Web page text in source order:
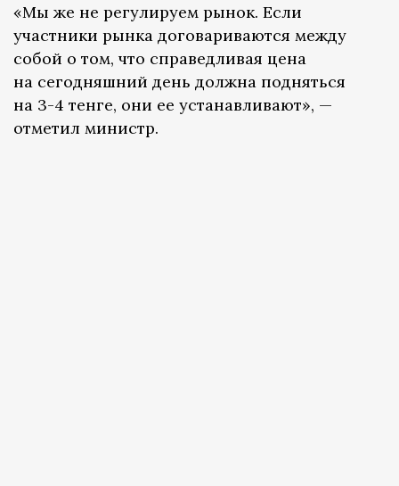
«Мы же не регулируем рынок. Если
участники рынка договариваются между
собой о том, что справедливая цена
на сегодняшний день должна подняться
на 3-4 тенге, они ее устанавливают», —
отметил министр.